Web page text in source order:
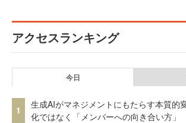
アクセスランキング
今日
1
生成AIがマネジメントにもたらす本質的
化ではなく「メンバーへの向き合い方」